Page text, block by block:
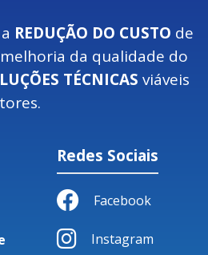
REDUÇÃO DO CUSTO de
da qualidade do
TÉCNICAS viáveis
Redes Sociais
Facebook
Instagram